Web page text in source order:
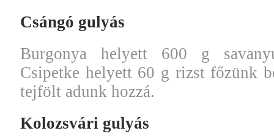
Csángó gulyás
Burgonya helyett 600 g
Csipetke helyett 60 g rizst főzünk
tejfölt adunk hozzá.
Kolozsvári gulyás